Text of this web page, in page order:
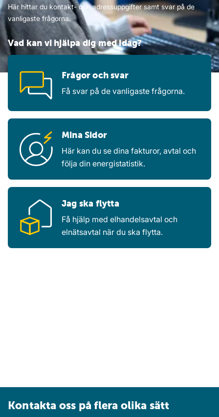
Här hittar du kontakt- och adressuppgifter samt svar på de
vanligaste frågorna.
Vad kan vi hjälpa dig med idag?
Frågor och svar
Få svar på de vanligaste frågorna.
Mina Sidor
Här kan du se dina fakturor, avtal och
följa din energistatistik.
Jag ska flytta
Få hjälp med elhandelsavtal och
elnätsavtal när du ska flytta.
Kontakta oss på flera olika sätt